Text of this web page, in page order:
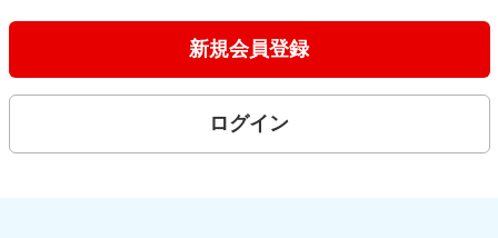
新規会員登録
ログイン